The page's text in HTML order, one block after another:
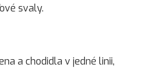
svaly.
a chodidla v jedné linii,